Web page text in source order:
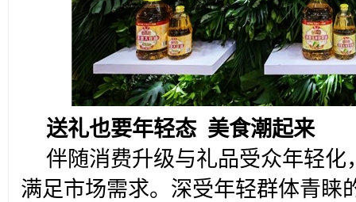
送礼也要年轻态 美食潮起来
伴随消费升级与礼品受众年轻
满足市场需求。深受年轻群体青睐